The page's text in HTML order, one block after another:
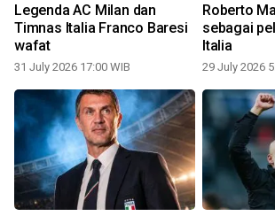
Legenda AC Milan dan
Timnas Italia Franco Baresi
wafat
31 July 2026 17:00 WIB
Roberto
sebagai
Italia
29 July 2026